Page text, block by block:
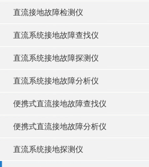
直流接地故障检测仪
直流系统接地故障查找仪
直流系统接地故障探测仪
直流系统接地故障分析仪
便携式直流接地故障查找仪
便携式直流接地故障分析仪
直流系统接地探测仪